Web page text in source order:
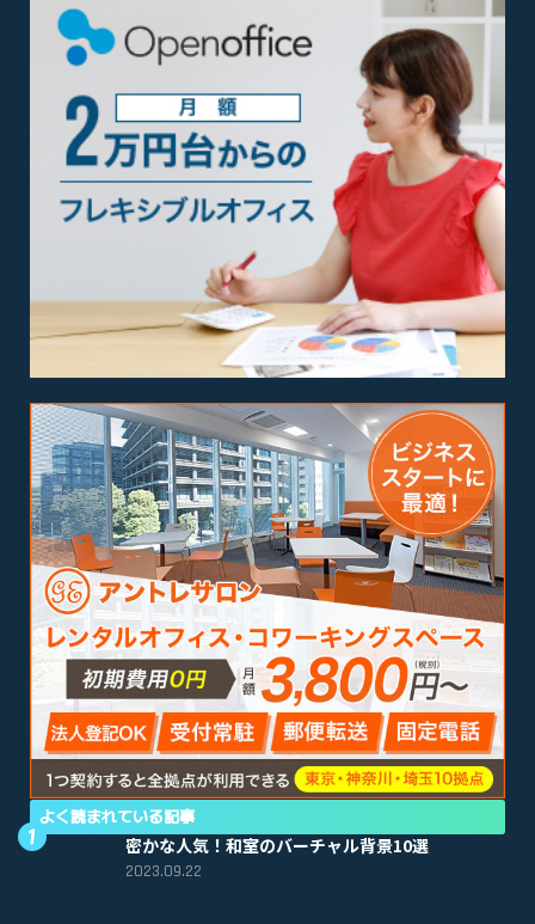
よく読まれている記事
密かな人気！和室のバーチャル背景10選
2023.09.22